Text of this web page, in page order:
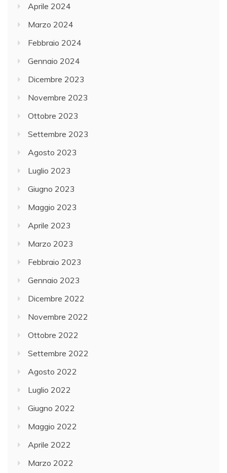
Aprile 2024
Marzo 2024
Febbraio 2024
Gennaio 2024
Dicembre 2023
Novembre 2023
Ottobre 2023
Settembre 2023
Agosto 2023
Luglio 2023
Giugno 2023
Maggio 2023
Aprile 2023
Marzo 2023
Febbraio 2023
Gennaio 2023
Dicembre 2022
Novembre 2022
Ottobre 2022
Settembre 2022
Agosto 2022
Luglio 2022
Giugno 2022
Maggio 2022
Aprile 2022
Marzo 2022